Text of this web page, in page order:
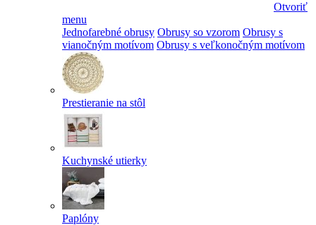
Otvoriť
menu
Jednofarebné obrusy Obrusy so vzorom Obrusy s
vianočným motívom Obrusy s veľkonočným motívom
Prestieranie na stôl
Kuchynské utierky
Paplóny